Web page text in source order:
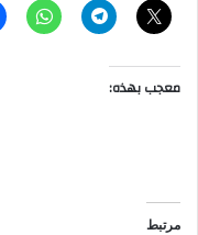
معجب بهذه:
مرتبط